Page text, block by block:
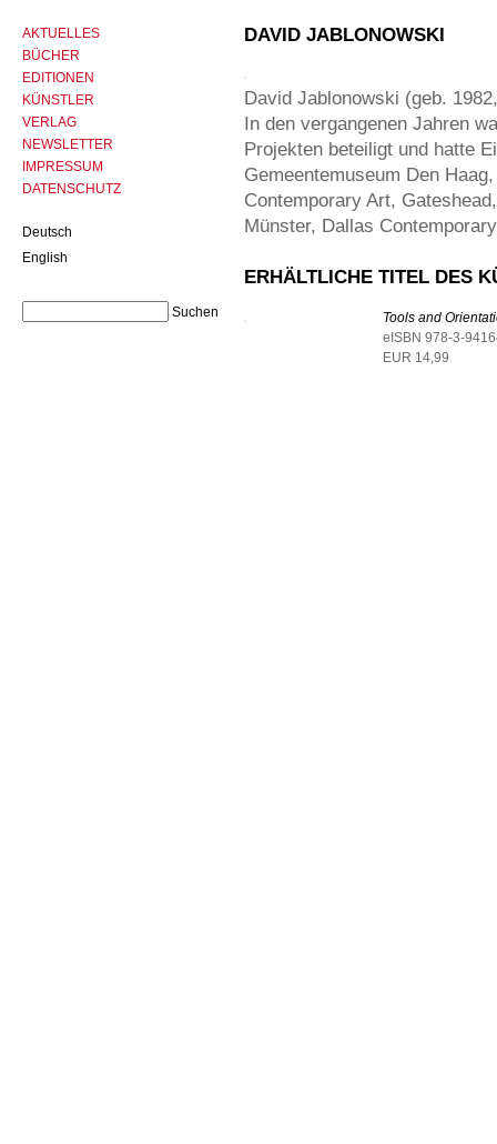
DAVID JABLONOWSKI
David Jablonowski (geb.
In den vergangenen Jahren
Projekten beteiligt und hatte
Gemeentemuseum Den
Contemporary Art,
Münster, Dallas
ERHÄLTLICHE TITEL DES
Tools and
eISBN 978-3-
EUR 14,99
AKTUELLES
BÜCHER
EDITIONEN
KÜNSTLER
VERLAG
NEWSLETTER
IMPRESSUM
DATENSCHUTZ
Deutsch
English